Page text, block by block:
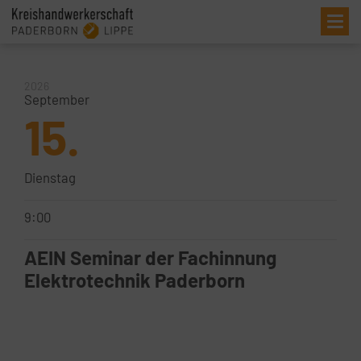
September
15.
Dienstag
9:00
AEIN Seminar der Fachinnung
Elektrotechnik Paderborn